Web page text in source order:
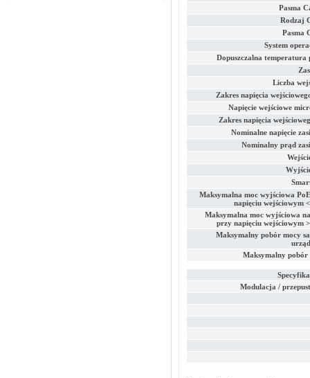
Pasma
Rodzaj
Pasma
System
Dopuszczalna temperatura
Liczba
Zakres napięcia
Napięcie wejściowe
Zakres napięcia
Nominalne napięcie
Nominalny prąd
Maksymalna moc wyjściowa
napięciu wejściowym
Maksymalna moc wyjściowa
przy napięciu wejściowym
Maksymalny pobór mocy
Maksymalny pobór
Modulacja /